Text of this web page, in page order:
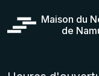
Maison du
de